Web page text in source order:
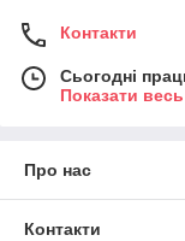
Контакти
Сьогодні
Показати
Про нас
Контакти